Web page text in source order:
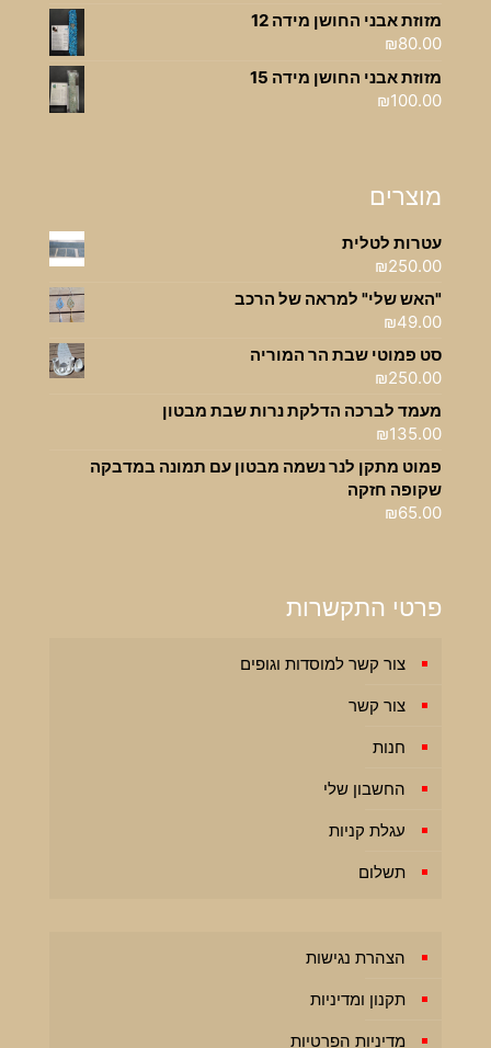
מזוזת אבני החושן מידה 12
₪80.00
מזוזת אבני החושן מידה 15
₪100.00
מוצרים
עטרות לטלית
₪250.00
"האש שלי" למראה של הרכב
₪49.00
סט פמוטי שבת הר המוריה
₪250.00
מעמד לברכה הדלקת נרות שבת מבטון
₪135.00
פמוט מתקן לנר נשמה מבטון עם תמונה במדבקה
שקופה חזקה
₪65.00
פרטי התקשרות
צור קשר למוסדות וגופים
צור קשר
חנות
החשבון שלי
עגלת קניות
תשלום
הצהרת נגישות
תקנון ומדיניות
מדיניות הפרטיות